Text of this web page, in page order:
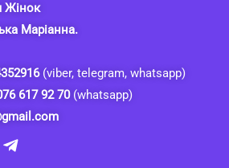
Жінок
Маріанна.
(viber, telegram, whatsapp)
617 92 70(whatsapp)